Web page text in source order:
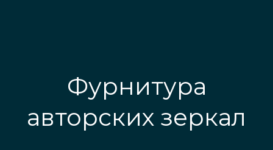
Фурнитура
авторских зеркал